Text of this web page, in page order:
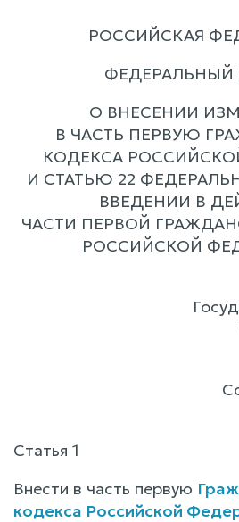
РОССИЙСКАЯ
ФЕДЕРАЛЬНЫЙ
О ВНЕСЕНИИ
В ЧАСТЬ ПЕРВУЮ
КОДЕКСА
И СТАТЬЮ 22
ВВЕДЕНИИ В
ЧАСТИ ПЕРВОЙ
РОССИЙСКОЙ
Статья 1
Внести в часть первую
кодекса Российской